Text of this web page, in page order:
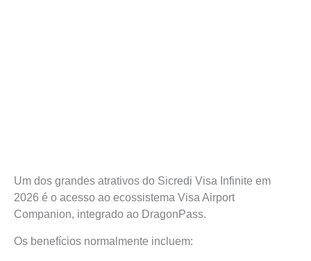
Um dos grandes atrativos do Sicredi Visa Infinite em
2026 é o acesso ao ecossistema Visa Airport
Companion, integrado ao DragonPass.
Os benefícios normalmente incluem: